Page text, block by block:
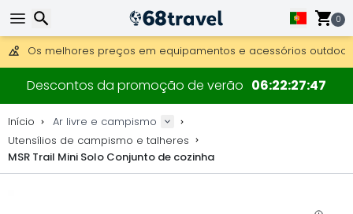
0
Overnight DHL Express também disponível.
30 dias para devolução, 90 dias para mapas de madeira e
Os melhores preços em equipamentos e acessórios outdoor.
Descontos da promoção de verão 06 22 27 47
Início
Ar livre e campismo
Utensílios de campismo e talheres
MSR Trail Mini Solo Conjunto de cozinha
Pesquisar
Pesquisar